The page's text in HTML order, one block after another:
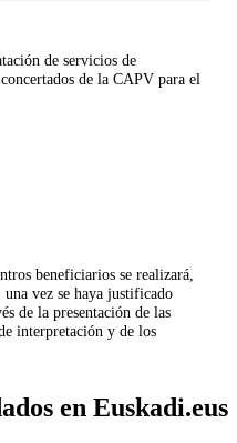
de servicios de
de la CAPV para el
beneficiarios se realizará,
vez se haya justificado
de la presentación de las
interpretación y de los
en Euskadi.eus